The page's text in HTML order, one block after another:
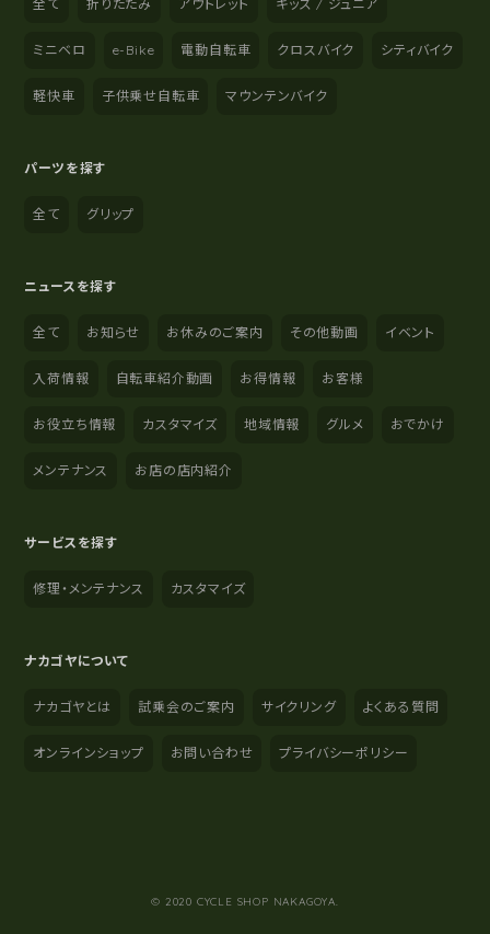
全て 折りたたみ アウトレット キッズ / ジュニア
ミニベロ e-Bike 電動自転車 クロスバイク シティバイク
軽快車 子供乗せ自転車 マウンテンバイク
パーツを探す
全て グリップ
ニュースを探す
全て お知らせ お休みのご案内 その他動画 イベント
入荷情報 自転車紹介動画 お得情報 お客様
お役立ち情報 カスタマイズ 地域情報 グルメ おでかけ
メンテナンス お店の店内紹介
サービスを探す
修理・メンテナンス カスタマイズ
ナカゴヤについて
ナカゴヤとは 試乗会のご案内 サイクリング よくある質問
オンラインショップ お問い合わせ プライバシーポリシー
© 2020 CYCLE SHOP NAKAGOYA.